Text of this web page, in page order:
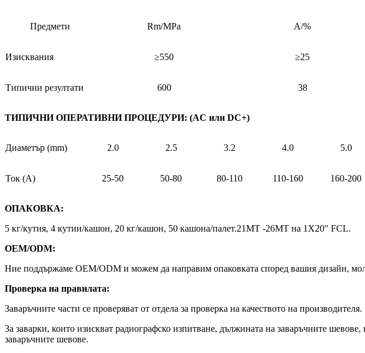
Предмети Rm/MPa A/%
Изисквания ≥550 ≥25
Типични резултати 600 38
ТИПИЧНИ ОПЕРАТИВНИ ПРОЦЕДУРИ: (AC или DC+)
Диаметър (mm) 2.0 2.5 3.2 4.0 5.0
Ток (A) 25-50 50-80 80-110 110-160 160-200
ОПАКОВКА:
5 кг/кутия, 4 кутии/кашон, 20 кг/кашон, 50 кашона/палет.21MT -26MT на 1X20″ FCL.
OEM/ODM:
Ние поддържаме OEM/ODM и можем да направим опаковката според вашия дизайн,
Проверка на правилата:
Заваръчните части се проверяват от отдела за проверка на качеството на производителя.
За заварки, които изискват радиографско изпитване, дължината на заваръчните
заваръчните шевове.